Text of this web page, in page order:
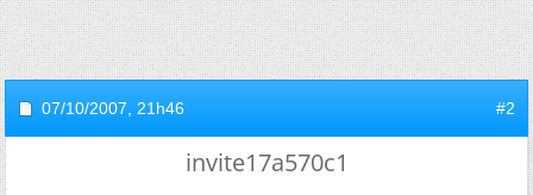
07/10/2007, 21h46 #2
invite17a570c1